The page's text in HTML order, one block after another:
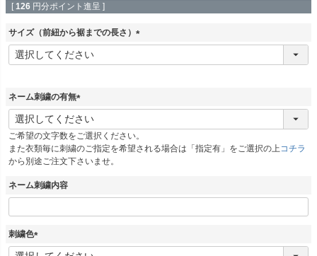
[ 126 円分ポイント進呈 ]
サイズ（前紐から裾までの長さ）
(
ネーム刺繍の有無
(
必
須
)
ご希望の文字数をご選択ください。
また衣類毎に刺繍のご指定を希望される場合は「指定有」をご選択の上 コチラ
から別途ご注文下さいませ。
ネーム刺繍内容
刺繍色
(